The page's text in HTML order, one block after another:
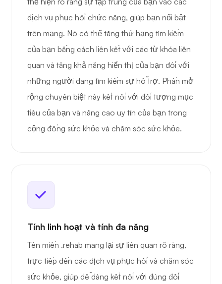
dịch vụ phục hồi chức năng, giúp bạn nổi bật
trên mạng. Nó có thể tăng thứ hạng tìm kiếm
của bạn bằng cách liên kết với các từ khóa liên
quan và tăng khả năng hiển thị của bạn đối với
những người đang tìm kiếm sự hỗ trợ. Phần mở
rộng chuyên biệt này kết nối với đối tượng mục
tiêu của bạn và nâng cao uy tín của bạn trong
cộng đồng sức khỏe và chăm sóc sức khỏe.
Tính linh hoạt và tính đa năng
Tên miền .rehab mang lại sự liên quan rõ ràng,
trực tiếp đến các dịch vụ phục hồi và chăm sóc
sức khỏe, giúp dễ dàng kết nối với đúng đối